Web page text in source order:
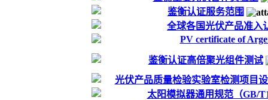
鉴衡认证服务范围
全球各国光伏产品准入
PV certificate of
鉴衡认证高倍聚光组件测试
光伏产品质量检验实验室检测项目
太阳模拟器通用规范（GB/